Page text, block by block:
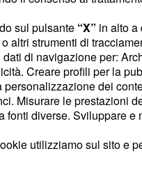
vi attendono.
e ignorate i commenti
attraversare un
Alcune
causando
prendetevi del tempo
importanti. Se
confronti di nuove
dalle prime
sul pulsante “X” in alto a
altri strumenti di
di navigazione per:
Creare profili per la
dei
Misurare le prestazioni
fonti diverse. Sviluppare
utilizziamo sul sito e